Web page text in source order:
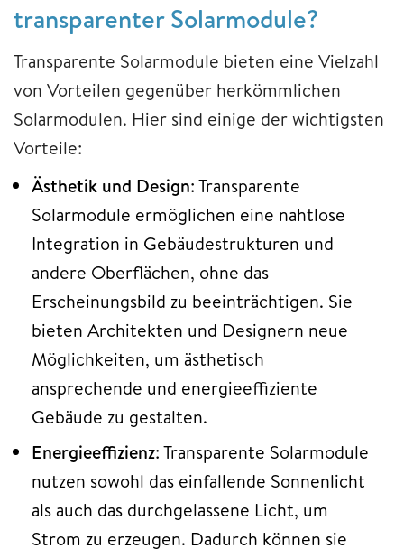
transparenter Solarmodule?
Transparente Solarmodule bieten eine Vielzahl
von Vorteilen gegenüber herkömmlichen
Solarmodulen. Hier sind einige der wichtigsten
Vorteile:
Ästhetik und Design: Transparente
Solarmodule ermöglichen eine nahtlose
Integration in Gebäudestrukturen und
andere Oberflächen, ohne das
Erscheinungsbild zu beeinträchtigen. Sie
bieten Architekten und Designern neue
Möglichkeiten, um ästhetisch
ansprechende und energieeffiziente
Gebäude zu gestalten.
Energieeffizienz: Transparente Solarmodule
nutzen sowohl das einfallende Sonnenlicht
als auch das durchgelassene Licht, um
Strom zu erzeugen. Dadurch können sie